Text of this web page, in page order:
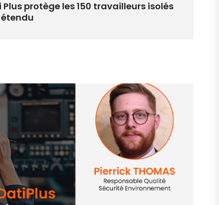
Plus protège les 150 travailleurs isolés